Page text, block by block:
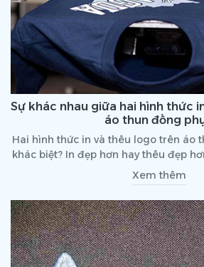
Sự khác nhau giữa hai hình thức
áo thun đồng
Hai hình thức in và thêu logo trên áo
khác biệt? In đẹp hơn hay thêu đẹp hơn?... Zumi
giúp các bạn hiểu sâu hơn về hai
dưới đây nhé!
Xem thêm